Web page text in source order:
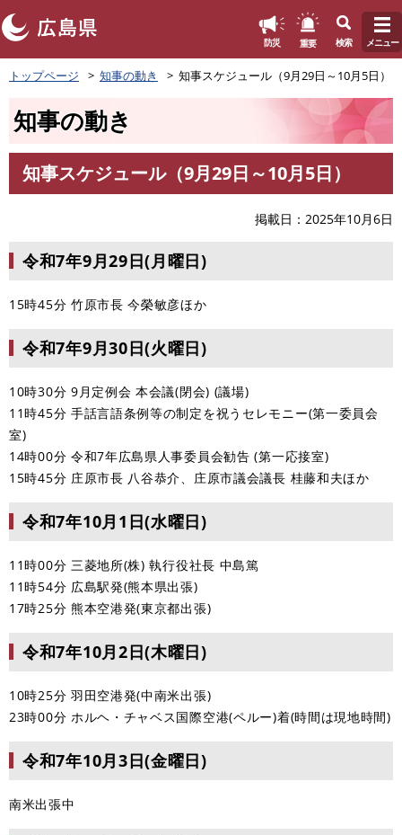
ペ
ー
頭
す
防災 重要 検索 メニュー
トップページ 知事の動き 知事スケジュール（9月29日～10月5日）
知事の動き
文
知事スケジュール（9月29日～10月5日）
掲載日 2025年10月6日
令和7年9月29日(月曜日)
15時45分 竹原市長 今榮敏彦ほか
令和7年9月30日(火曜日)
10時30分 9月定例会 本会議(閉会) (議場)
11時45分 手話言語条例等の制定を祝うセレモニー(第一委員会
室)
14時00分 令和7年広島県人事委員会勧告 (第一応接室)
15時45分 庄原市長 八谷恭介、庄原市議会議長 桂藤和夫ほか
令和7年10月1日(水曜日)
11時00分 三菱地所(株) 執行役社長 中島篤
11時54分 広島駅発(熊本県出張)
17時25分 熊本空港発(東京都出張)
令和7年10月2日(木曜日)
10時25分 羽田空港発(中南米出張)
23時00分 ホルヘ・チャベス国際空港(ペルー)着(時間は現地時間)
令和7年10月3日(金曜日)
南米出張中